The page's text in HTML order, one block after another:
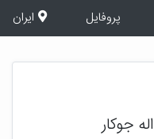
پروفایل ایران
جوکار